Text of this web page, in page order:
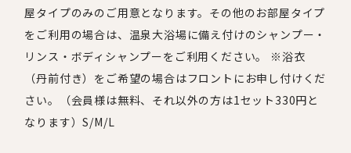
屋タイプのみのご用意となります。その他のお部屋タイプ
をご利用の場合は、温泉大浴場に備え付けのシャンプー・
リンス・ボディシャンプーをご利用ください。 ※浴衣
（丹前付き）をご希望の場合はフロントにお申し付けくだ
さい。（会員様は無料、それ以外の方は1セット330円と
なります）S/M/L